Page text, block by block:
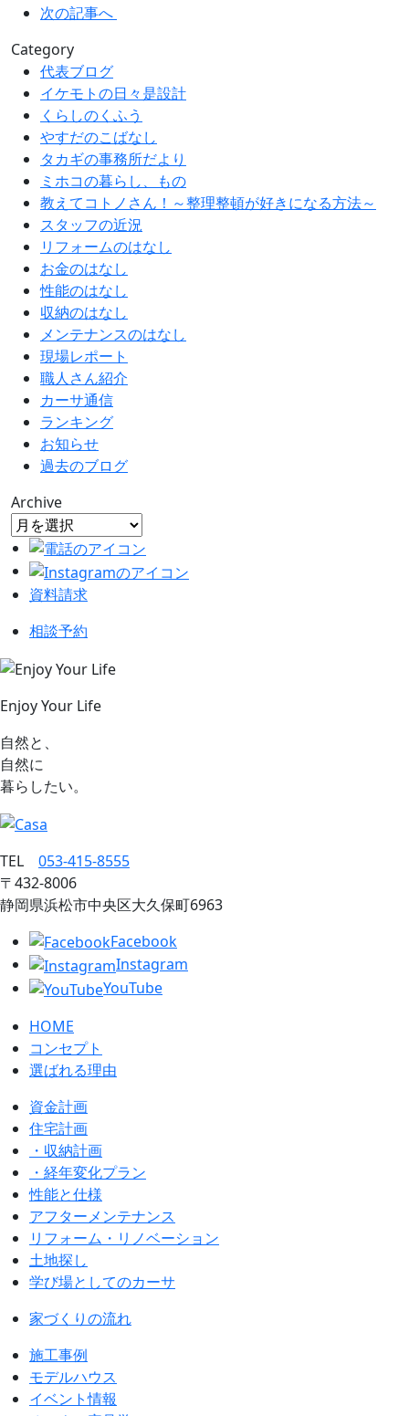
次の記事へ
Category
代表ブログ
イケモトの日々是設計
くらしのくふう
やすだのこばなし
タカギの事務所だより
ミホコの暮らし、もの
教えてコトノさん！～整理整頓が好きになる方法～
スタッフの近況
リフォームのはなし
お金のはなし
性能のはなし
収納のはなし
メンテナンスのはなし
現場レポート
職人さん紹介
カーサ通信
ランキング
お知らせ
過去のブログ
Archive
資料請求
相談予約
Enjoy Your Life
自然と、
自然に
暮らしたい。
TEL 053‐415‐8555
〒432‐8006
静岡県浜松市中央区大久保町6963
Facebook
Instagram
YouTube
HOME
コンセプト
選ばれる理由
資金計画
住宅計画
・収納計画
・経年変化プラン
性能と仕様
アフターメンテナンス
リフォーム・リノベーション
土地探し
学び場としてのカーサ
家づくりの流れ
施工事例
モデルハウス
イベント情報